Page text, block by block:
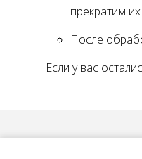
прекратим
После
Если у вас